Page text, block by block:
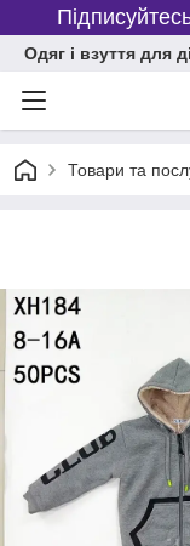
Одяг і взуття для
Товари та